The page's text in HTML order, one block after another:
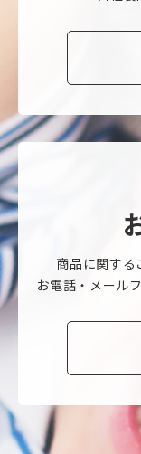
商品に関する
お電話・メール